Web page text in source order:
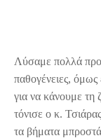
Λύσαμε πολλά
παθογένειες,
για να κάνουμε
τόνισε ο κ.
τα βήματα